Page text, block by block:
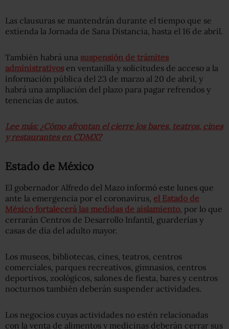
Las clausuras se mantendrán durante el tiempo que se
extienda la Jornada de Sana Distancia, hasta el 16 de abril.
También habrá una suspensión de trámites
administrativos en ventanilla y solicitudes de acceso a la
información pública del 23 de marzo al 20 de abril, y
habrá una ampliación del plazo para pagar refrendos y
tenencias de autos.
Lee más: ¿Cómo afrontan el cierre los bares, teatros, cines
y restaurantes en CDMX?
Estado de México
El gobernador Alfredo del Mazo informó este lunes que
ante la emergencia por el coronavirus, el Estado de
México fortalecerá las medidas de aislamiento , por lo que
cerrarán Centros de Desarrollo Infantil, guarderías y
casas de día del adulto mayor.
Los museos, bibliotecas, cines, teatros, centros
comerciales, parques recreativos, gimnasios, centros
deportivos, zoológicos, salones de fiesta, bares y centros
nocturnos también deberán suspender actividades.
Los negocios cuyas actividades no estén relacionadas
con la venta de alimentos y medicinas deberán cerrar sus